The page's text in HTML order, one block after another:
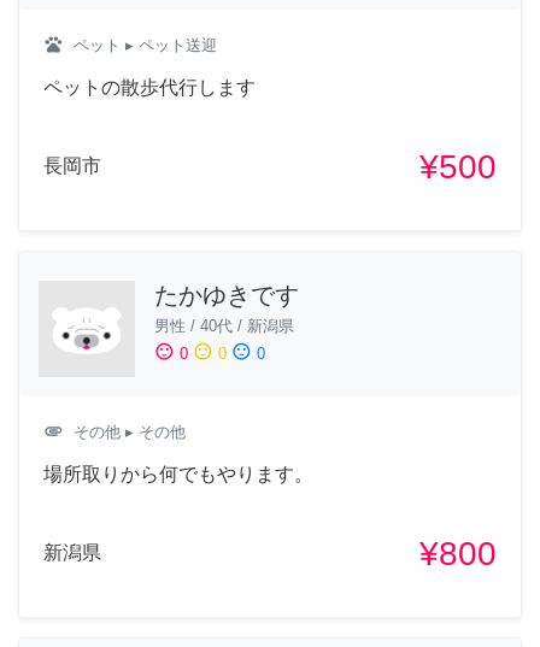
pets ペット ▸ ペット送迎
ペットの散歩代行します
長岡市 ¥500
たかゆきです
男性 / 40代 / 新潟県
sentiment_satisfied 0 sentiment_neutral 0 sentiment_dissatisfied 0
attachment その他 ▸ その他
場所取りから何でもやります。
新潟県 ¥800